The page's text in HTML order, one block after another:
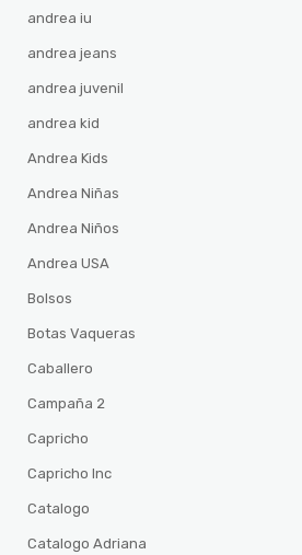
andrea iu
andrea jeans
andrea juvenil
andrea kid
Andrea Kids
Andrea Niñas
Andrea Niños
Andrea USA
Bolsos
Botas Vaqueras
Caballero
Campaña 2
Capricho
Capricho Inc
Catalogo
Catalogo Adriana